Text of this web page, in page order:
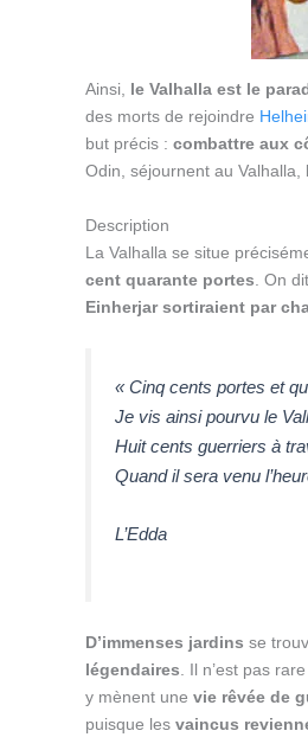
Ainsi, le Valhalla est le
des morts de rejoindre
but précis : combattre aux
Odin, séjournent au
Description
La Valhalla se situe
cent quarante portes . On
Einherjar sortiraient par
« Cinq cents portes et
Je vis ainsi pourvu le
Huit cents guerriers à
Quand il sera venu
L’Edda
D’immenses jardins se
légendaires . Il n’est pas
y mènent une vie rêvée de
puisque les vaincus